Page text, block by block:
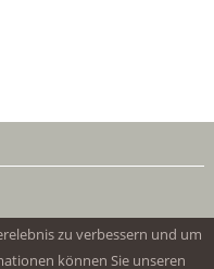
zu verbessern und um
können Sie unseren